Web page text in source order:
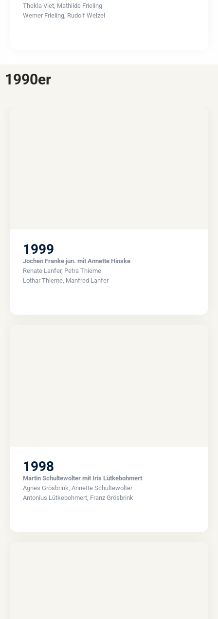
Thekla Viet, Mathilde Frieling
Werner Frieling, Rudolf Welzel
1990er
1999
Jochen Franke jun. mit Annette Hinske
Renate Lanfer, Petra Thieme
Lothar Thieme, Manfred Lanfer
1998
Martin Schultewolter mit Iris Lütkebohmert
Agnes Grösbrink, Annette Schultewolter
Antonius Lütkebohmert, Franz Grösbrink